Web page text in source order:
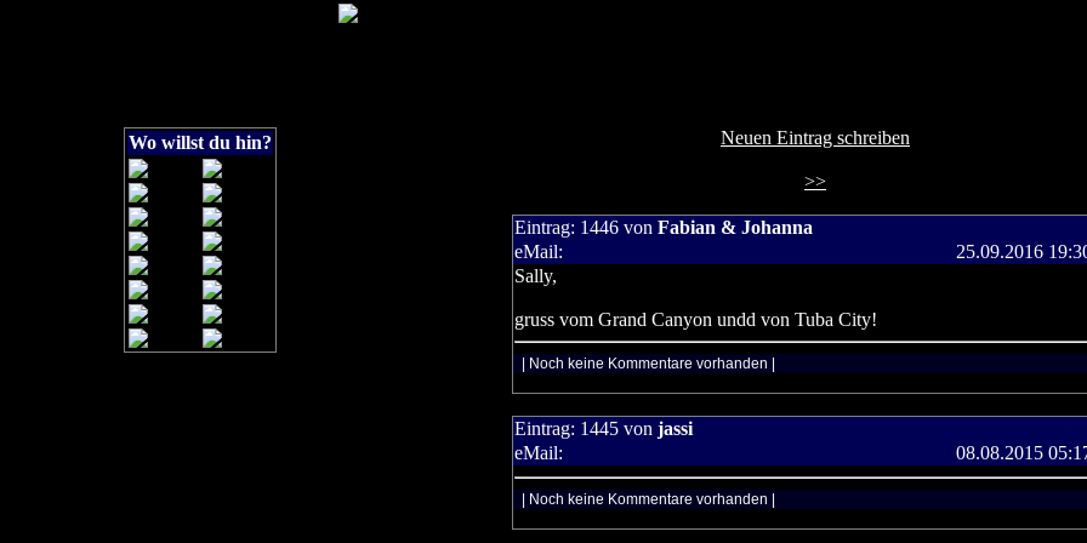
Wo willst du hin? Neuen Eintrag schreiben
>>
Eintrag: 1446 von Fabian & Johanna
eMail:
25.09.2016
Sally,
gruss vom Grand Canyon undd von Tuba City!
| Noch keine Kommentare vorhanden |
Eintrag: 1445 von jassi
eMail:
08.08.2015
| Noch keine Kommentare vorhanden |